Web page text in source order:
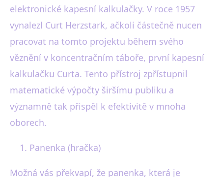
elektronické kapesní kalkulačky. V roce 1957
vynalezl Curt Herzstark, ačkoli částečně nucen
pracovat na tomto projektu během svého
věznění v koncentračním táboře, první kapesní
kalkulačku Curta. Tento přístroj zpřístupnil
matematické výpočty širšímu publiku a
významně tak přispěl k efektivitě v mnoha
oborech.
Panenka (hračka)
Možná vás překvapí, že panenka, která je